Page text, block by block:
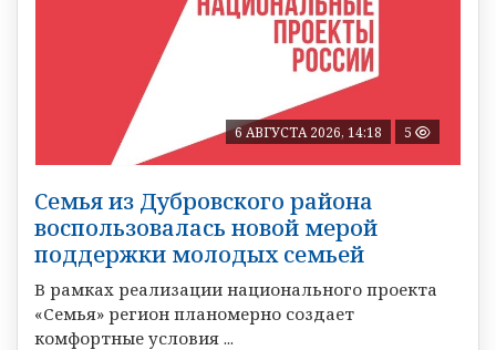
6 АВГУСТА 2026, 14:18 5
Семья из Дубровского района
воспользовалась новой мерой
поддержки молодых семьей
В рамках реализации национального проекта
«Семья» регион планомерно создает
комфортные условия ...